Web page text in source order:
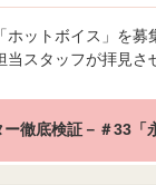
ットボイス」を
スタッフが拝見
徹底検証－＃33「